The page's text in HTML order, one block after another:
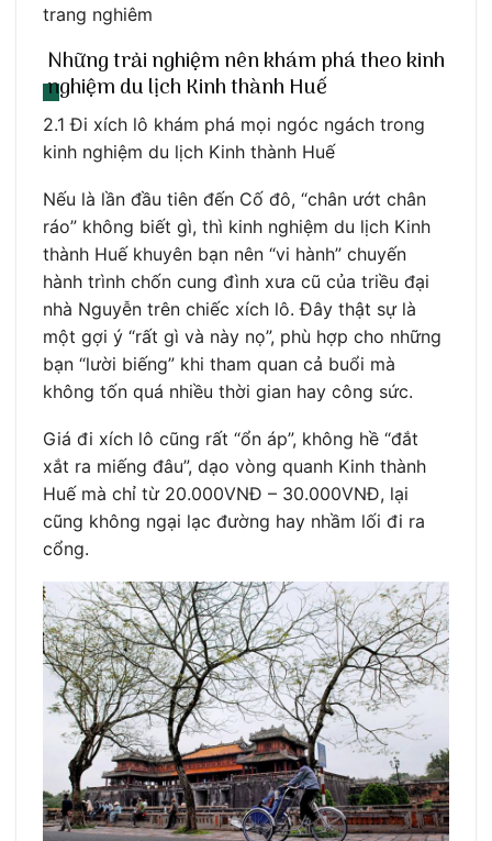
trang nghiêm
Những trải nghiệm nên khám phá theo kinh
nghiệm du lịch Kinh thành Huế
2.1 Đi xích lô khám phá mọi ngóc ngách trong
kinh nghiệm du lịch Kinh thành Huế
Nếu là lần đầu tiên đến Cố đô, “chân ướt chân
ráo” không biết gì, thì kinh nghiệm du lịch Kinh
thành Huế khuyên bạn nên “vi hành” chuyến
hành trình chốn cung đình xưa cũ của triều đại
nhà Nguyễn trên chiếc xích lô. Đây thật sự là
một gợi ý “rất gì và này nọ”, phù hợp cho những
bạn “lười biếng” khi tham quan cả buổi mà
không tốn quá nhiều thời gian hay công sức.
Giá đi xích lô cũng rất “ổn áp”, không hề “đắt
xắt ra miếng đâu”, dạo vòng quanh Kinh thành
Huế mà chỉ từ 20.000VNĐ – 30.000VNĐ, lại
cũng không ngại lạc đường hay nhầm lối đi ra
cổng.